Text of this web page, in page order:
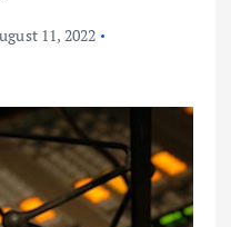
11, 2022